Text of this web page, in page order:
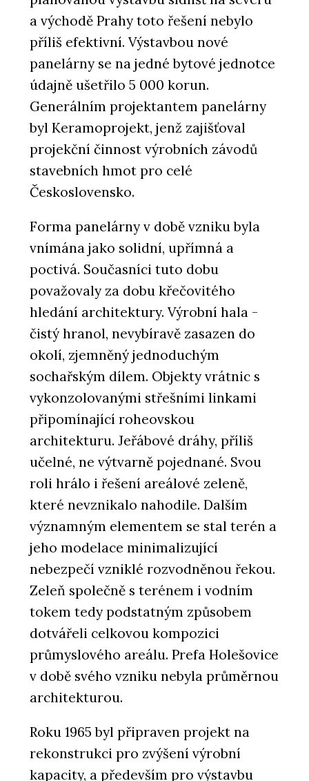
a východě Prahy toto řešení nebylo
příliš efektivní. Výstavbou nové
panelárny se na jedné bytové jednotce
údajně ušetřilo 5 000 korun.
Generálním projektantem panelárny
byl Keramoprojekt, jenž zajišťoval
projekční činnost výrobních závodů
stavebních hmot pro celé
Československo.
Forma panelárny v době vzniku byla
vnímána jako solidní, upřímná a
poctivá. Současníci tuto dobu
považovaly za dobu křečovitého
hledání architektury. Výrobní hala -
čistý hranol, nevybíravě zasazen do
okolí, zjemněný jednoduchým
sochařským dílem. Objekty vrátnic s
vykonzolovanými střešními linkami
připomínající roheovskou
architekturu. Jeřábové dráhy, příliš
učelné, ne výtvarně pojednané. Svou
roli hrálo i řešení areálové zeleně,
které nevznikalo nahodile. Dalším
významným elementem se stal terén a
jeho modelace minimalizující
nebezpečí vzniklé rozvodněnou řekou.
Zeleň společně s terénem i vodním
tokem tedy podstatným způsobem
dotvářeli celkovou kompozici
průmyslového areálu. Prefa Holešovice
v době svého vzniku nebyla průměrnou
architekturou.
Roku 1965 byl připraven projekt na
rekonstrukci pro zvýšení výrobní
kapacity, a především pro výstavbu